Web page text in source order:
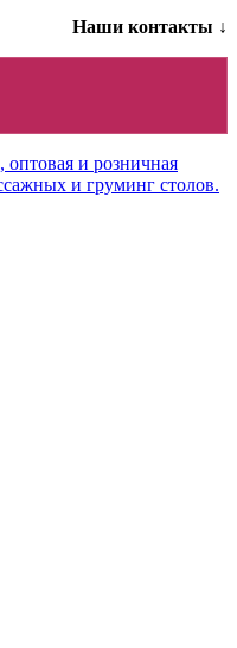
Наши контакты ↓
и розничная
и груминг столов.